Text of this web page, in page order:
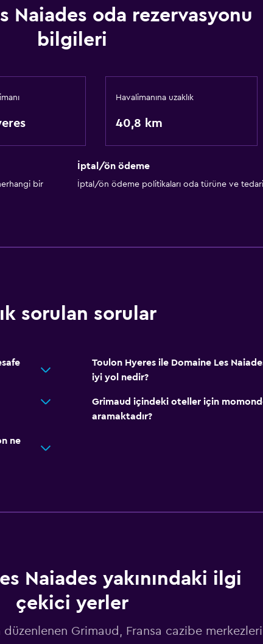
Naiades oda rezervasyonu
bilgileri
Havalimanına uzaklık
40,8 km
bir
İptal/ön ödeme
İptal/ön ödeme politikaları oda türüne ve
sorulan sorular
Toulon Hyeres ile Domaine Les
iyi yol nedir?
Grimaud içindeki oteller için
aramaktadır?
ne
Naiades yakınındaki ilgi
çekici yerler
Grimaud, Fransa cazibe merkezleri